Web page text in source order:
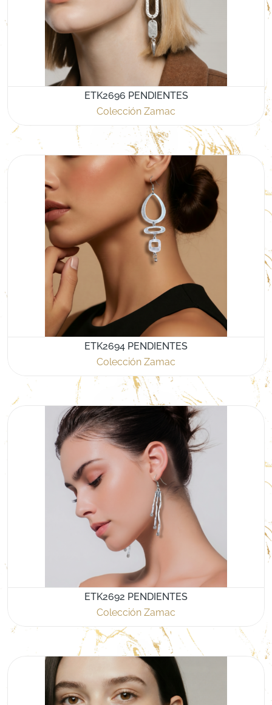
ETK2696 PENDIENTES
Colección Zamac
ETK2694 PENDIENTES
Colección Zamac
ETK2692 PENDIENTES
Colección Zamac